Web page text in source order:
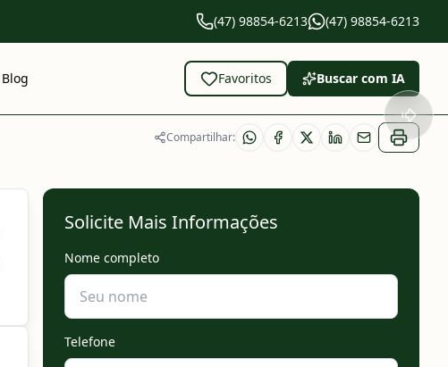
(47) 98854-6213 (47) 98854-6213
Blog Favoritos Buscar com IA
Compartilhar:
Solicite Mais Informações
Nome completo
Telefone